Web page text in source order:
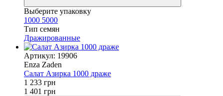
Выберите упаковку
1000 5000
Тип семян
Дражированные
Артикул: 19906
Enza Zaden
Салат Азирка 1000 драже
1 233 грн
1 401 грн